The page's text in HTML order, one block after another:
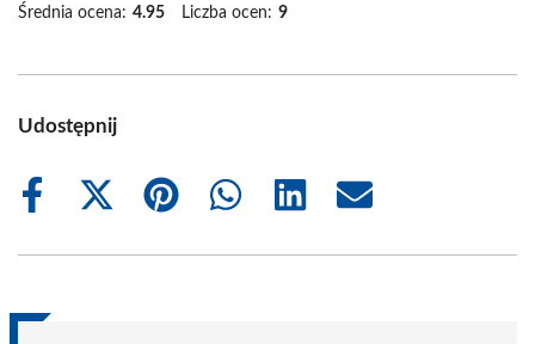
Średnia ocena: 4.95 Liczba ocen: 9
Udostępnij
Share
Share
(Twitter)
Share
Share
Share
Share